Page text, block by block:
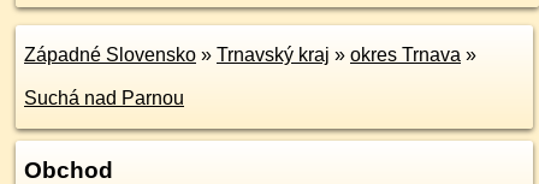
Západné Slovensko » Trnavský kraj » okres Trnava »
Suchá nad Parnou
Obchod